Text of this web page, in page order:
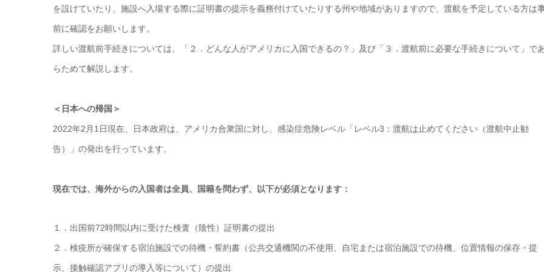
を設けていたり、施設へ入場する際に証明書の提示を義務付けていたりする州や地域がありますので、渡航を予定している方は
前に確認をお願いします。
詳しい渡航前手続きについては、「２．どんな人がアメリカに入国できるの？」及び「３．渡航前に必要な手続きについて」で
らためて解説します。
＜日本への帰国＞
2022年2月1日現在、日本政府は、アメリカ合衆国に対し、感染症危険レベル「レベル3：渡航は止めてください（渡航中止勧
告）」の発出を行っています。
現在では、海外からの入国者は全員、国籍を問わず、以下が必須となります：
１．出国前72時間以内に受けた検査（陰性）証明書の提出
２．検疫所が確保する宿泊施設での待機・誓約書（公共交通機関の不使用、自宅または宿泊施設での待機、位置情報の保存・提
示、接触確認アプリの導入等について）の提出